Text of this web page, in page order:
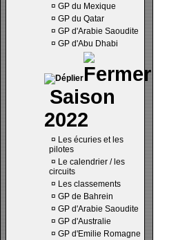
¤ GP du Mexique
¤ GP du Qatar
¤ GP d'Arabie Saoudite
¤ GP d'Abu Dhabi
Saison
2022
¤ Les écuries et les
pilotes
¤ Le calendrier / les
circuits
¤ Les classements
¤ GP de Bahrein
¤ GP d'Arabie Saoudite
¤ GP d'Australie
¤ GP d'Emilie Romagne